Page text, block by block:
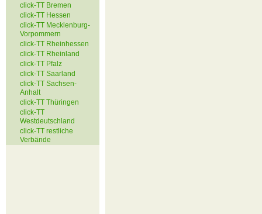
click-TT Bremen
click-TT Hessen
click-TT Mecklenburg-
Vorpommern
click-TT Rheinhessen
click-TT Rheinland
click-TT Pfalz
click-TT Saarland
click-TT Sachsen-
Anhalt
click-TT Thüringen
click-TT
Westdeutschland
click-TT restliche
Verbände